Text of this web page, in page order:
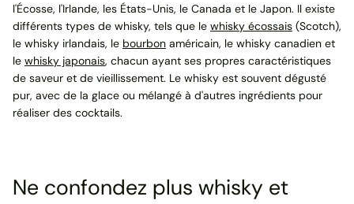
l'Écosse, l'Irlande, les États-Unis, le Canada et le Japon. Il existe
différents types de whisky, tels que le whisky écossais (Scotch),
le whisky irlandais, le bourbon américain, le whisky canadien et
le whisky japonais, chacun ayant ses propres caractéristiques
de saveur et de vieillissement. Le whisky est souvent dégusté
pur, avec de la glace ou mélangé à d'autres ingrédients pour
réaliser des cocktails.
Ne confondez plus whisky et